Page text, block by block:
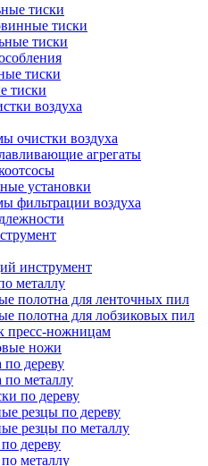
тиски
тиски
тиски
тиски
тиски
воздуха
очистки воздуха
агрегаты
установки
фильтрации воздуха
инструмент
металлу
полотна для ленточных пил
полотна для лобзиковых пил
пресс-ножницам
ножи
по дереву
по металлу
по дереву
резцы по дереву
резцы по металлу
дереву
металлу